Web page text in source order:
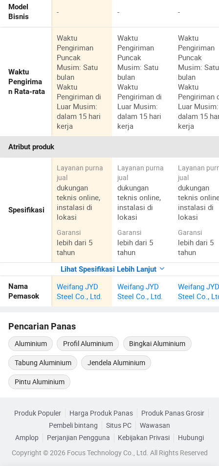
Model
Bisnis
- - -
Waktu
Pengirima
n Rata-rata
Waktu
Pengiriman
Puncak
Musim: Satu
bulan
Waktu
Pengiriman di
Luar Musim:
dalam 15 hari
kerja
Waktu
Pengiriman
Puncak
Musim: Satu
bulan
Waktu
Pengiriman di
Luar Musim:
dalam 15 hari
kerja
Waktu
Pengiriman
Puncak
Musim: Satu
bulan
Waktu
Pengiriman
Luar Musim:
dalam 15
kerja
Atribut produk
Spesifikasi
Layanan purna
jual
dukungan
teknis online,
instalasi di
lokasi
Garansi
lebih dari 5
tahun
Layanan purna
jual
dukungan
teknis online,
instalasi di
lokasi
Garansi
lebih dari 5
tahun
Layanan
jual
dukungan
teknis
instalasi di
lokasi
Garansi
lebih dari 5
tahun
Lihat Spesifikasi Lebih Lanjut
Nama
Pemasok
Weifang JYD
Steel Co., Ltd.
Weifang JYD
Steel Co., Ltd.
Weifang
Steel Co.,
Pencarian Panas
Aluminium Profil Aluminium Bingkai Aluminium
Tabung Aluminium Jendela Aluminium
Pintu Aluminium
Produk Populer Harga Produk Panas
Produk Panas Grosir
Pembeli bintang
Situs PC
Wawasan
Amplop
Perjanjian Pengguna Kebijakan Privasi
Hubungi
Copyright © 2026 Focus Technology Co., Ltd. All Rights Reserved